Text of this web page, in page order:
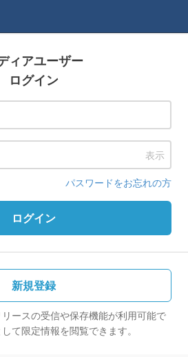
ィアユーザー
ログイン
表示
パスワードをお忘れの方
ログイン
新規登録
ースの受信や保存機能が利用可能で
して限定情報を閲覧できます。